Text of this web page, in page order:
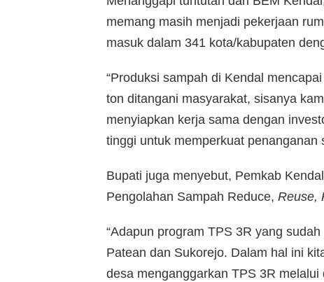
memang masih menjadi pekerjaan
masuk dalam 341 kota/kabupaten
“Produksi sampah di Kendal
ton ditangani masyarakat, sisanya
menyiapkan kerja sama dengan
tinggi untuk memperkuat penanganan
Bupati juga menyebut, Pemkab
Pengolahan Sampah Reduce, Reuse,
“Adapun program TPS 3R yang
Patean dan Sukorejo. Dalam hal ini
desa menganggarkan TPS 3R melalui